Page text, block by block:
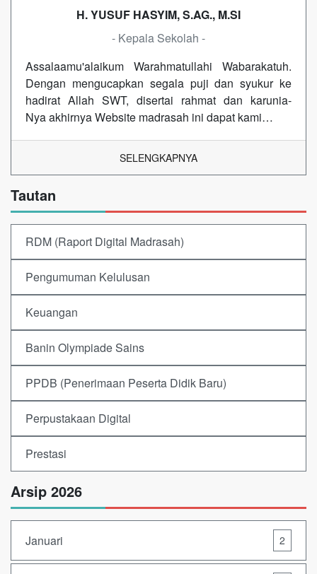
H. YUSUF HASYIM, S.AG., M.SI
- Kepala Sekolah -
Assalaamu'alaikum Warahmatullahi Wabarakatuh.
Dengan mengucapkan segala puji dan syukur ke
hadirat Allah SWT, disertai rahmat dan karunia-
Nya akhirnya Website madrasah ini dapat kami…
SELENGKAPNYA
Tautan
RDM (Raport Digital Madrasah)
Pengumuman Kelulusan
Keuangan
Banin Olympiade Sains
PPDB (Penerimaan Peserta Didik Baru)
Perpustakaan Digital
Prestasi
Arsip 2026
Januari 2